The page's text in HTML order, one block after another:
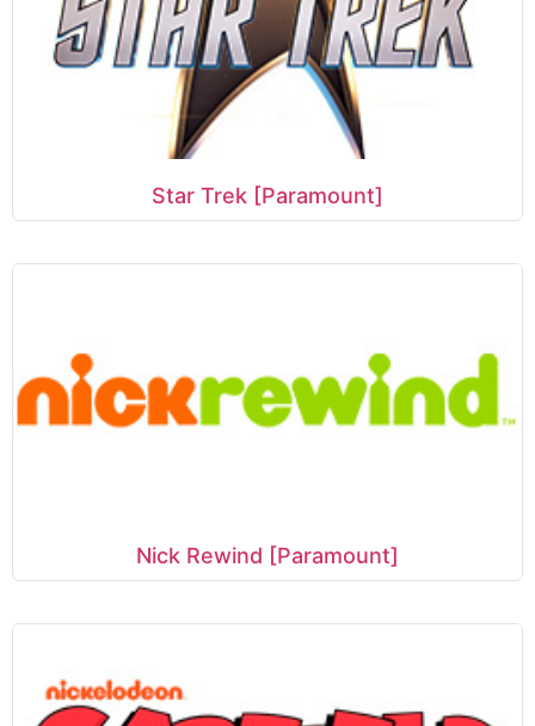
Star Trek [Paramount]
Nick Rewind [Paramount]